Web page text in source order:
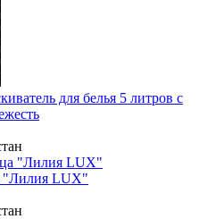
для белья 5 литров с
"Лилия LUX"